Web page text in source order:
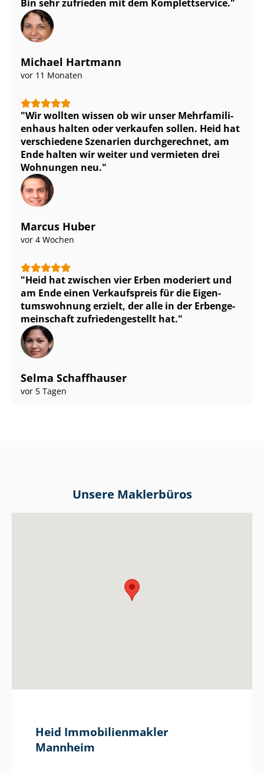
Bin sehr zufrieden mit dem Komplettservice.
Michael Hartmann
vor 11 Monaten
Wir wollten wissen ob wir unser Mehr­fa­mi­li­
en­haus halten oder verkaufen sollen. Heid hat
verschiedene Szenarien durchgerechnet, am
Ende halten wir weiter und vermieten drei
Wohnungen neu.
Marcus Huber
vor 4 Wochen
Heid hat zwischen vier Erben moderiert und
am Ende einen Verkaufspreis für die Ei­gen­
tums­woh­nung erzielt, der alle in der Er­ben­ge­
mein­schaft zu­frie­den­ge­stellt hat.
Selma Schaffhauser
vor 5 Tagen
Unsere Maklerbüros
Heid Im­mo­bi­li­en­mak­ler
Mannheim